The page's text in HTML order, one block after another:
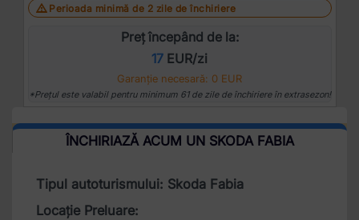
Perioada minimă de 2 zile de închiriere
Preț începând de la:
17 EUR/zi
Garanție necesară: 0 EUR
*Prețul este valabil pentru minimum 61 de zile de închiriere în extrasezon!
ÎNCHIRIAZĂ ACUM UN SKODA FABIA
Tipul autoturismului: Skoda Fabia
Locație Preluare: